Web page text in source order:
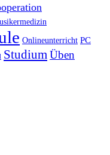
Onlineunterricht PC
Studium Üben